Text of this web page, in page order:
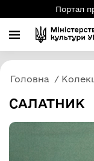
Портал
Головна
САЛАТНИК